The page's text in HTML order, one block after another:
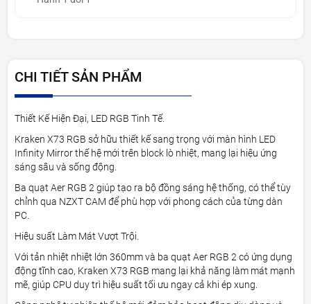
CHI TIẾT SẢN PHẨM
Thiết Kế Hiện Đại, LED RGB Tinh Tế.
Kraken X73 RGB sở hữu thiết kế sang trọng với màn hình LED
Infinity Mirror thế hệ mới trên block lò nhiệt, mang lại hiệu ứng
sáng sâu và sống động.
Ba quạt Aer RGB 2 giúp tạo ra bộ đồng sáng hệ thống, có thể tùy
chỉnh qua NZXT CAM để phù hợp với phong cách của từng dàn
PC.
Hiệu suất Làm Mát Vượt Trội.
Với tản nhiệt nhiệt lớn 360mm và ba quạt Aer RGB 2 có ứng dụng
động tĩnh cao, Kraken X73 RGB mang lại khả năng làm mát mạnh
mẽ, giúp CPU duy trì hiệu suất tối ưu ngay cả khi ép xung.